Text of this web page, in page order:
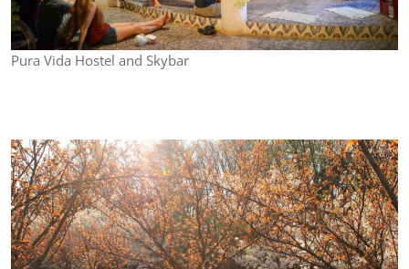
Pura Vida Hostel and Skybar